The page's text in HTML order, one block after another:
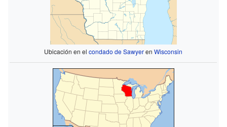
Ubicación en elcondado de SawyerenWisconsin